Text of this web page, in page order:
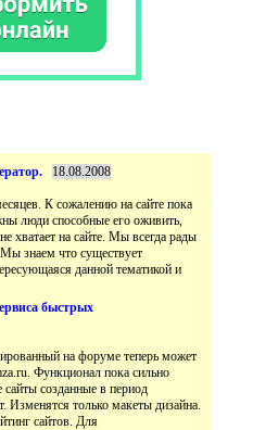
К сожалению на сайте пока
люди способные его оживить,
хватает на сайте. Мы всегда рады
знаем что существует
быстрых
на форуме теперь может
Функционал пока сильно
сайты созданные в период
Изменятся только макеты дизайна.